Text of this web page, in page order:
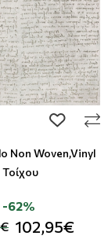
add to
Non Woven,Vinyl
102,95€
-62%